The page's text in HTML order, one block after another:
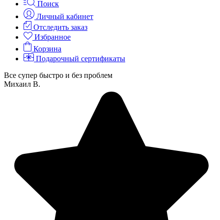
Поиск
Личный кабинет
Отследить заказ
Избранное
Корзина
Подарочный сертификаты
Все супер быстро и без проблем
Михаил В.